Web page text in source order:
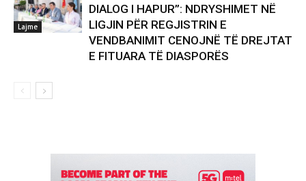
Lajme
DIALOG I HAPUR”: NDRYSHIMET NË
LIGJIN PËR REGJISTRIN E
VENDBANIMIT CENOJNË TË DREJTAT
E FITUARA TË DIASPORËS